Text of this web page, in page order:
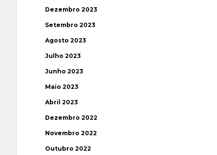
Dezembro 2023
Setembro 2023
Agosto 2023
Julho 2023
Junho 2023
Maio 2023
Abril 2023
Dezembro 2022
Novembro 2022
Outubro 2022